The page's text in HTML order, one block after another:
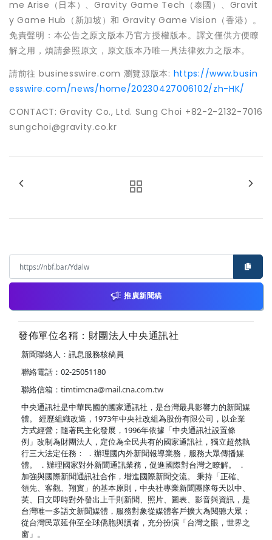
me Arise（日本）、Gravity Game Tech（泰國）、Gravit
y Game Hub（新加坡）和 Gravity Game Vision（香港）。
免責聲明：本公告之原文版本乃官方授權版本。譯文僅供方便瞭
解之用，煩請參照原文，原文版本乃唯一具法律效力之版本。
請前往 businesswire.com 瀏覽源版本: https://www.busin
esswire.com/news/home/20230427006102/zh-HK/
CONTACT: Gravity Co., Ltd. Sung Choi +82-2-2132-7016
sungchoi@gravity.co.kr
推廣新聞稿
發佈單位名稱：財團法人中央通訊社
新聞聯絡人：訊息服務核稿員
聯絡電話：02-25051180
聯絡信箱： timtimcna@mail.cna.com.tw
中央通訊社是中華民國的國家通訊社，是台灣最具影響力的新聞媒
體。 經歷組織改造，1973年中央社改組為股份有限公司，以企業
方式經營；隨著民主化發展，1996年依據「中央通訊社設置條
例」改制為財團法人，定位為全民共有的國家通訊社，獨立超然執
行三大法定任務： ．辦理國內外新聞報導業務，服務大眾傳播媒
體。 ．辦理國家對外新聞通訊業務，促進國際對台灣之瞭解。 ．
加強與國際新聞通訊社合作，增進國際新聞交流。 秉持「正確、
領先、客觀、翔實」的基本原則，中央社專業新聞團隊每天以中、
英、日文即時對外發出上千則新聞、照片、圖表、影音與資訊，是
台灣唯一多語文新聞媒體，服務對象從媒體客戶擴大為閱聽大眾；
從台灣民眾延伸至全球僑胞與讀者，充分扮演「台灣之眼，世界之
窗」。